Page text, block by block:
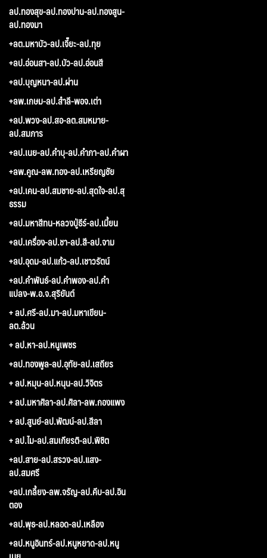
ลป.ทองสุข-ลป.ทองปาน-ลป.ทองสูน-
ลป.ทองมา
+ลต.มหาบัว-ลป.เจี๊ยะ-ลป.ทุย
+ลป.อ่อนสา-ลป.บัว-ลป.อ่อนสี
+ลป.บุญหนา-ลป.ผ่าน
+ลพ.เกษม-ลป.สำลี-พอจ.เต่า
+ลป.พวง-ลป.สอ-ลต.สมหมาย-
ลป.สมภาร
+ลป.เนย-ลป.คำบุ-ลป.คำภา-ลป.คำผา
+ลพ.คูณ-ลพ.ทอง-ลป.เหรียญชัย
+ลป.เคน-ลป.สมชาย-ลป.สุดใจ-ลป.สุ
ธรรม
+ลป.มหาสีทน-หลวงปู่ธีร์-ลป.เมี้ยน
+ลป.เครื่อง-ลป.ชา-ลป.สี-ลป.จาม
+ลป.อุดม-ลป.แก้ว-ลป.เชาวรัตน์
+ลป.คำพันธ์-ลป.คำพอง-ลป.คำ
แปลง-พ.อ.จ.สุริยันต์
+ ลป.ศรี-ลป.มา-ลป.มหาเขียน-
ลต.ล้วน
+ ลป.หา-ลป.หนูเพชร
+ลป.ทองพูล-ลป.อุทัย-ลป.เสถียร
+ ลป.หมุน-ลป.หนุน-ลป.วิจิตร
+ ลป.มหาศิลา-ลป.ศิลา-ลพ.กองแพง
+ ลป.สูนย์-ลป.พัฒน์-ลป.สีลา
+ ลป.ไม-ลป.สมเกียรติ-ลป.พิชิต
+ลป.สาย-ลป.สรวง-ลป.แสง-
ลป.สมศรี
+ลป.เกลี้ยง-ลพ.จรัญ-ลป.คีบ-ลป.อิน
ตอง
+ลป.พุธ-ลป.หลอด-ลป.เหลือง
+ลป.หนูอินทร์-ลป.หนูหยาด-ลป.หนู